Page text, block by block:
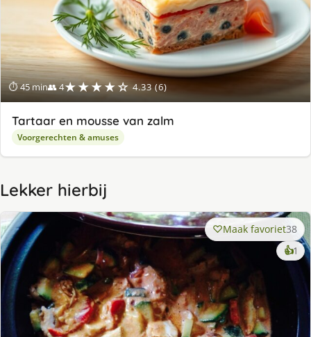
⏱ 45 min👥 4★★★★☆ 4.33 (6)
Tartaar en mousse van zalm
Voorgerechten & amuses
Lekker hierbij
Maak favoriet38
👍1